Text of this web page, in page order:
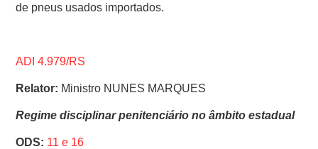
de pneus usados importados.
ADI 4.979/RS
Relator: Ministro NUNES MARQUES
Regime disciplinar penitenciário no âmbito estadual
ODS: 11 e 16